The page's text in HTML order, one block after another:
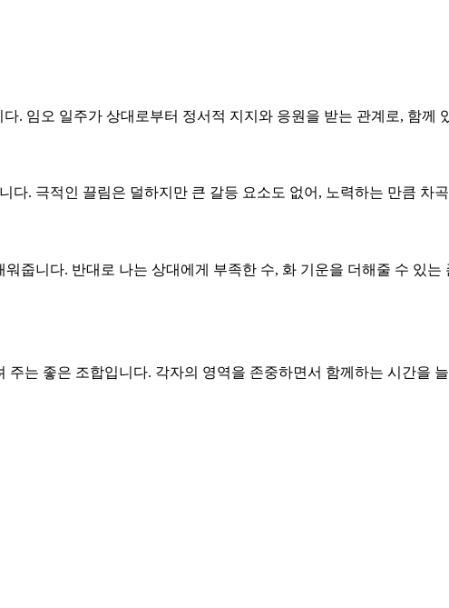
. 임오 일주가 상대로부터 정서적 지지와 응원을 받는 관계로, 함께
다. 극적인 끌림은 덜하지만 큰 갈등 요소도 없어, 노력하는 만큼 차
줍니다. 반대로 나는 상대에게 부족한 수, 화 기운을 더해줄 수 있
는 좋은 조합입니다. 각자의 영역을 존중하면서 함께하는 시간을